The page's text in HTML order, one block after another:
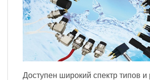
Доступен широкий спектр типов и